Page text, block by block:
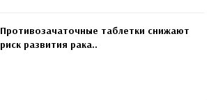
Противозачаточные таблетки снижают
риск развития рака..